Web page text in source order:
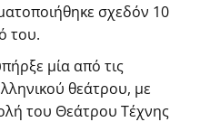
σχεδόν 10
του.
μία από τις
θεάτρου, με
του Θεάτρου Τέχνης